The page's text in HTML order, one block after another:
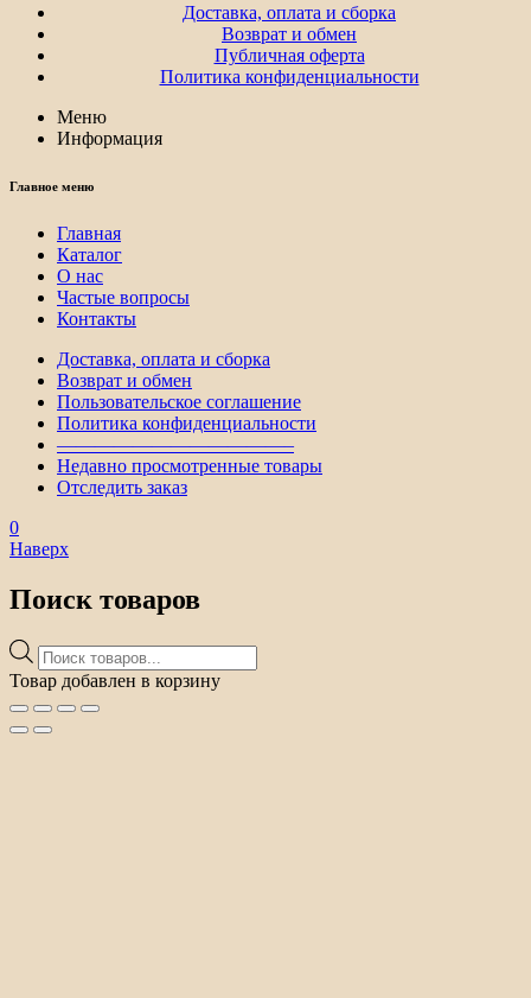
Доставка, оплата и сборка
Возврат и обмен
Публичная оферта
Политика конфиденциальности
Меню
Информация
Главное меню
Главная
Каталог
О нас
Частые вопросы
Контакты
Доставка, оплата и сборка
Возврат и обмен
Пользовательское соглашение
Политика конфиденциальности
————————————–
Недавно просмотренные товары
Отследить заказ
0
Наверх
Поиск товаров
Поиск
товаров
Товар добавлен в корзину